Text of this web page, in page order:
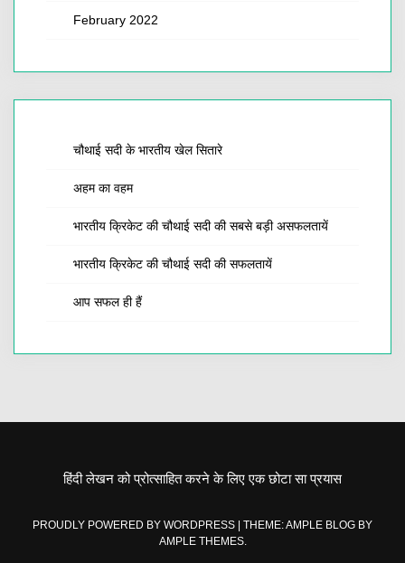
February 2022
चौथाई सदी के भारतीय खेल सितारे
अहम का वहम
भारतीय क्रिकेट की चौथाई सदी की सबसे बड़ी असफलतायें
भारतीय क्रिकेट की चौथाई सदी की सफलतायें
आप सफल ही हैं
हिंदी लेखन को प्रोत्साहित करने के लिए एक छोटा सा प्रयास
PROUDLY POWERED BY WORDPRESS
THEME: AMPLE BLOG BY
AMPLE THEMES.